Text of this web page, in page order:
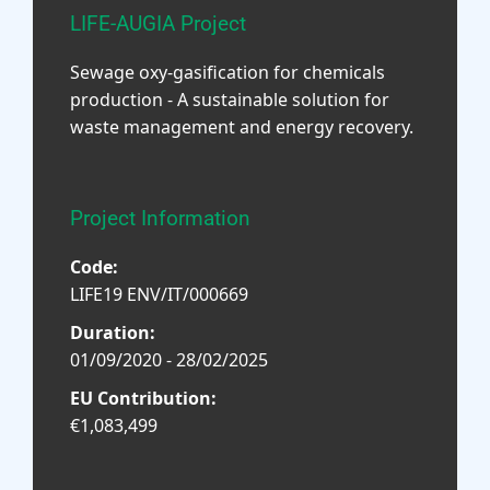
LIFE-AUGIA Project
Sewage oxy-gasification for chemicals
production - A sustainable solution for
waste management and energy recovery.
Project Information
Code:
LIFE19 ENV/IT/000669
Duration:
01/09/2020 - 28/02/2025
EU Contribution:
€1,083,499